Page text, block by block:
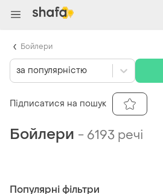
Бойлери - 6193 речі
Популярні фільтри
за популярністю
Підписатися на пошук
Бойлери